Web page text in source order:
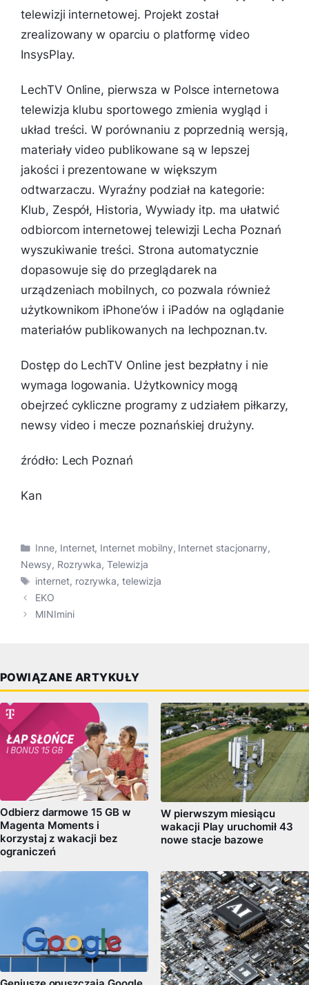
telewizji internetowej. Projekt został
zrealizowany w oparciu o platformę video
InsysPlay.
LechTV Online, pierwsza w Polsce internetowa
telewizja klubu sportowego zmienia wygląd i
układ treści. W porównaniu z poprzednią wersją,
materiały video publikowane są w lepszej
jakości i prezentowane w większym
odtwarzaczu. Wyraźny podział na kategorie:
Klub, Zespół, Historia, Wywiady itp. ma ułatwić
odbiorcom internetowej telewizji Lecha Poznań
wyszukiwanie treści. Strona automatycznie
dopasowuje się do przeglądarek na
urządzeniach mobilnych, co pozwala również
użytkownikom iPhone’ów i iPadów na oglądanie
materiałów publikowanych na lechpoznan.tv.
Dostęp do LechTV Online jest bezpłatny i nie
wymaga logowania. Użytkownicy mogą
obejrzeć cykliczne programy z udziałem piłkarzy,
newsy video i mecze poznańskiej drużyny.
źródło: Lech Poznań
Kan
Kategorie
Inne, Internet, Internet mobilny, Internet stacjonarny,
Newsy, Rozrywka,Telewizja
Tagi
internet, rozrywka,telewizja
EKO
MINImini
POWIĄZANE ARTYKUŁY
Odbierz darmowe 15 GB w
Magenta Moments i
korzystaj z wakacji bez
ograniczeń
W pierwszym miesiącu
wakacji Play uruchomił 43
nowe stacje bazowe